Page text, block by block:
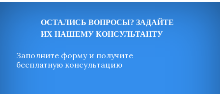
ОСТАЛИСЬ ВОПРОСЫ? ЗАДАЙТЕ
ИХ НАШЕМУ КОНСУЛЬТАНТУ
Заполните форму и получите
бесплатную консультацию